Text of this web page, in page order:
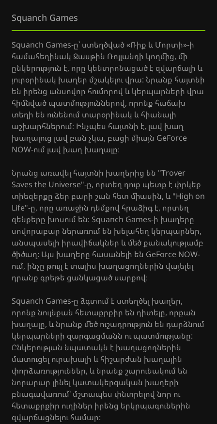
Squanch Games
Squanch Games-ը՝ ստեղծված «Ռիք և Մորտի»-ի
համահեղինակ Ջասթին Ռոյլանդի կողմից, մի
ընկերություն է, որը կենտրոնացած է զվարճալի և
յուրօրինակ խաղեր մշակելու վրա: Նրանք հայտնի
են իրենց անսովոր հումորով և կերպարների վրա
հիմնված պատմություններով, որոնք հաճախ
տեղի են ունենում տարօրինակ և հիանալի
աշխարհներում։ Ինչպես հայտնի է, լավ խաղ
խաղալուց լավ բան չկա, բացի միայն GeForce
NOW-ում լավ խաղ խաղալը։
Նրանց առավել հայտնի խաղերից են "Trover
Saves the Universe"-ը, որտեղ դուք պետք է փրկեք
տիեզերքը ձեր բարի շան հետ միասին, և "High on
Life"-ը, որը առաջին դեմքով հրաձիգ է, որտեղ
զենքերը խոսում են: Squanch Games-ի խաղերը
սովորաբար ներառում են խելահեղ կերպարներ,
անսպասելի իրավիճակներ և մեծ քանակությամբ
ծիծաղ: Այս խաղերը հասանելի են GeForce NOW-
ում, ինչը թույլ է տալիս խաղացողներին վայելել
դրանք գրեթե ցանկացած սարքով։
Squanch Games-ը ձգտում է ստեղծել խաղեր,
որոնք նույնքան հետաքրքիր են դիտելը, որքան
խաղալը, և նրանք մեծ ուշադրություն են դարձնում
կերպարների զարգացմանն ու պատմությանը:
Ընկերության նպատակն է խաղացողներին
մատուցել ուրախալի և հիշարժան խաղային
փորձառություններ, և նրանք շարունակում են
նորարար լինել կատակերգական խաղերի
բնագավառում՝ մշտապես փնտրելով նոր ու
հետաքրքիր ուղիներ իրենց երկրպագուներին
զվարճացնելու համար: